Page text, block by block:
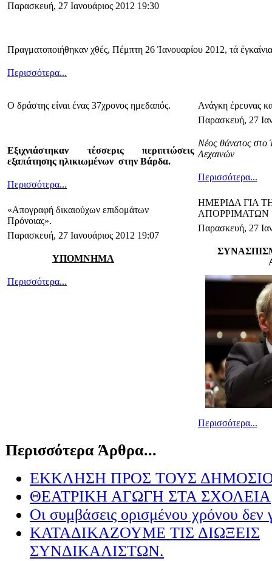
Παρασκευή, 27 Ιανουάριος 2012 19:30
Πραγματοποιήθηκαν χθές, Πέμπτη 26 Ἰανουαρίου 2012, τά
Περισσότερα...
Ο δράστης είναι ένας 37χρονος ημεδαπός.
Εξιχνιάστηκαν τέσσερις περιπτώσεις
εξαπάτησης ηλικιωμένων στην Βάρδα.
Περισσότερα...
«Απογραφή δικαιούχων επιδομάτων
Πρόνοιας».
Παρασκευή, 27 Ιανουάριος 2012 19:07
ΥΠΟΜΝΗΜΑ
Περισσότερα...
Ανάγκη έρευνας
Παρασκευή, 27
Νέος θάνατος
Λεχαινών
Περισσότερα...
ΗΜΕΡΙΔΑ ΓΙΑ
ΑΠΟΡΡΙΜΑΤΩΝ
Παρασκευή, 27
Περισσότερα...
Περισσότερα Άρθρα...
ΕΚΚΛΗΣΗ ΠΡΟΣ ΤΟΥΣ
ΘΕΑΤΡΙΚΗ ΑΓΩΓΗ ΣΤΑ ΣΧΟΛΕΙΑ
Οι συμβάσεις ορισμένου χρόνου δεν
ΚΑΤΑΔΙΚΑΖΟΥΜΕ ΤΙΣ ΔΙΩΞΕΙΣ
ΣΥΝΔΙΚΑΛΙΣΤΩΝ.